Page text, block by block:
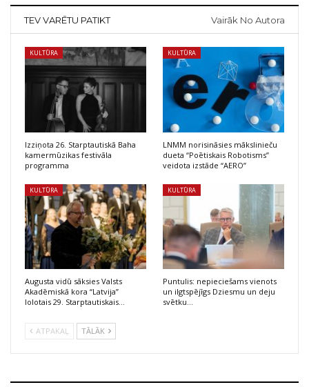
TEV VARĒTU PATIKT Vairāk No Autora
KULTŪRA
Izziņota 26. Starptautiskā Baha
kamermūzikas festivāla
programma
KULTŪRA
LNMM norisināsies mākslinieču
dueta “Poētiskais Robotisms”
veidota izstāde “AERO”
KULTŪRA
Augusta vidū sāksies Valsts
Akadēmiskā kora “Latvija”
lolotais 29. Starptautiskais…
KULTŪRA
Puntulis: nepieciešams vienots
un ilgtspējīgs Dziesmu un deju
svētku…
ATPAKAĻ TĀLĀK